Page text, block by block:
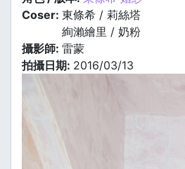
Coser: 東條希 / 莉絲塔
絢瀨繪里 / 奶粉
攝影師: 雷蒙
拍攝日期: 2016/03/13